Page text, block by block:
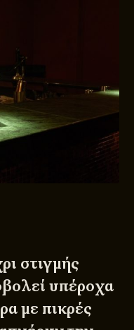
στιγμής
υπέροχα
με πικρές